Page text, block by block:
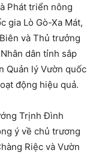
Phát triển nông
gia Lò Gò-Xa Mát,
và Thủ trưởng
dân tỉnh sắp
Quản lý Vườn quốc
động hiệu quả.
Trịnh Đình
ý về chủ trương
Riệc và Vườn